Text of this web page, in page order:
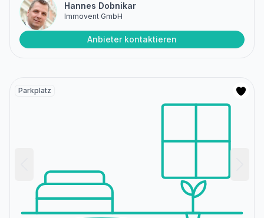
Hannes Dobnikar
Immovent GmbH
Anbieter kontaktieren
Parkplatz